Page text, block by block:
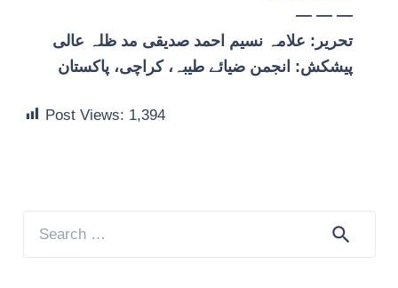
— — —
تحریر: علامہ نسیم احمد صدیقی مد ظلہ عالی
پیشکش: انجمن ضیائے طیبہ، کراچی، پاکستان
Post Views: 1,394